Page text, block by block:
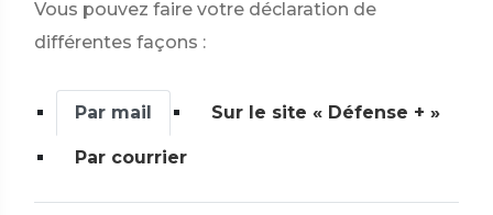
Vous pouvez faire votre déclaration de
différentes façons :
Par mail Sur le site « Défense + »
Par courrier